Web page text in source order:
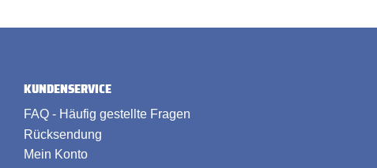
KUNDENSERVICE
FAQ - Häufig gestellte Fragen
Rücksendung
Mein Konto